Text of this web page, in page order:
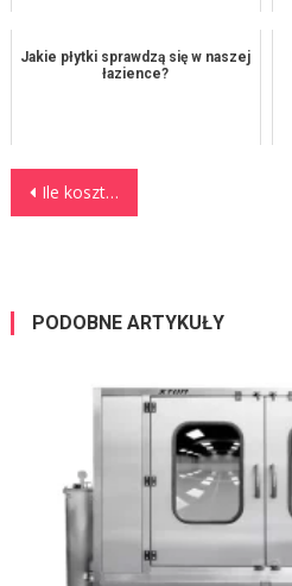
Jakie płytki sprawdzą się w naszej
łazience?
Nawigacja wpisu
Ile kosztuje nagrobek?
PODOBNE ARTYKUŁY